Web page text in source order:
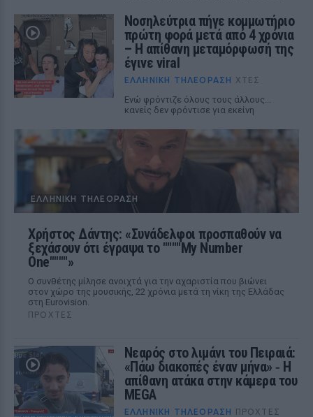
Νοσηλεύτρια πήγε κομμωτήριο
πρώτη φορά μετά από 4 χρόνια
– Η απίθανη μεταμόρφωσή της
έγινε viral
ΕΛΛΗΝΙΚΉ ΤΗΛΕΌΡΑΣΗ ΧΤΕΣ
Ενώ φρόντιζε όλους τους άλλους...
κανείς δεν φρόντισε για εκείνη
ΕΛΛΗΝΙΚΉ ΤΗΛΕΌΡΑΣΗ
Χρήστος Δάντης: «Συνάδελφοι προσπαθούν να
ξεχάσουν ότι έγραψα το """"My Number
One""""»
Ο συνθέτης μίλησε ανοιχτά για την αχαριστία που βιώνει
στον χώρο της μουσικής, 22 χρόνια μετά τη νίκη της Ελλάδας
στη Eurovision.
ΠΡΟΧΤΈΣ
Νεαρός στο λιμάνι του Πειραιά:
«Πάω διακοπές έναν μήνα» ‑ Η
απίθανη ατάκα στην κάμερα του
MEGA
ΕΛΛΗΝΙΚΉ ΤΗΛΕΌΡΑΣΗ ΠΡΟΧΤΈΣ